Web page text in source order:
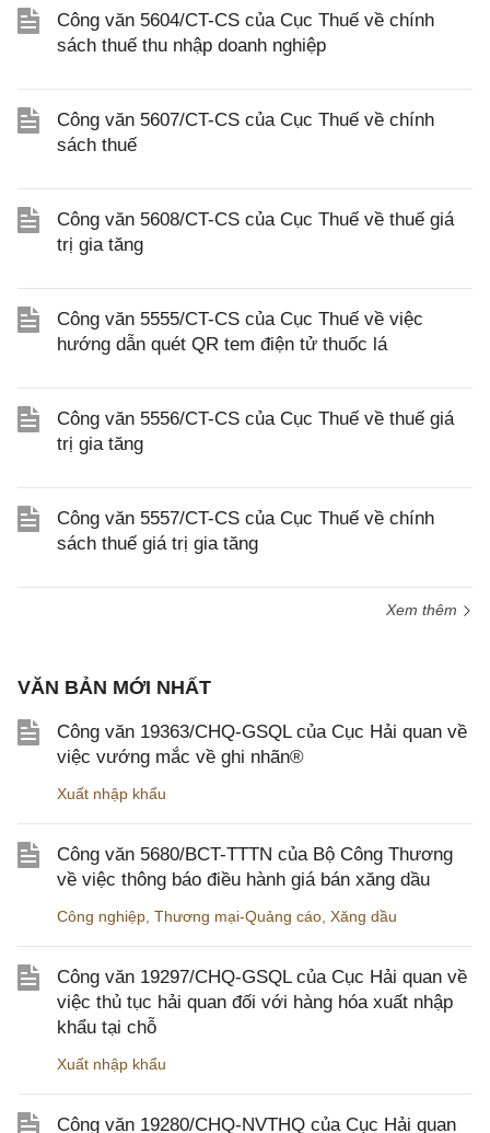
Công văn 5604/CT-CS của Cục Thuế về chính
sách thuế thu nhập doanh nghiệp
Công văn 5607/CT-CS của Cục Thuế về chính
sách thuế
Công văn 5608/CT-CS của Cục Thuế về thuế giá
trị gia tăng
Công văn 5555/CT-CS của Cục Thuế về việc
hướng dẫn quét QR tem điện tử thuốc lá
Công văn 5556/CT-CS của Cục Thuế về thuế giá
trị gia tăng
Công văn 5557/CT-CS của Cục Thuế về chính
sách thuế giá trị gia tăng
Xem thêm
VĂN BẢN MỚI NHẤT
Công văn 19363/CHQ-GSQL của Cục Hải quan về
việc vướng mắc về ghi nhãn®
Xuất nhập khẩu
Công văn 5680/BCT-TTTN của Bộ Công Thương
về việc thông báo điều hành giá bán xăng dầu
Công nghiệp Thương mại-Quảng cáo Xăng dầu
Công văn 19297/CHQ-GSQL của Cục Hải quan về
việc thủ tục hải quan đối với hàng hóa xuất nhập
khẩu tại chỗ
Xuất nhập khẩu
Công văn 19280/CHQ-NVTHQ của Cục Hải quan